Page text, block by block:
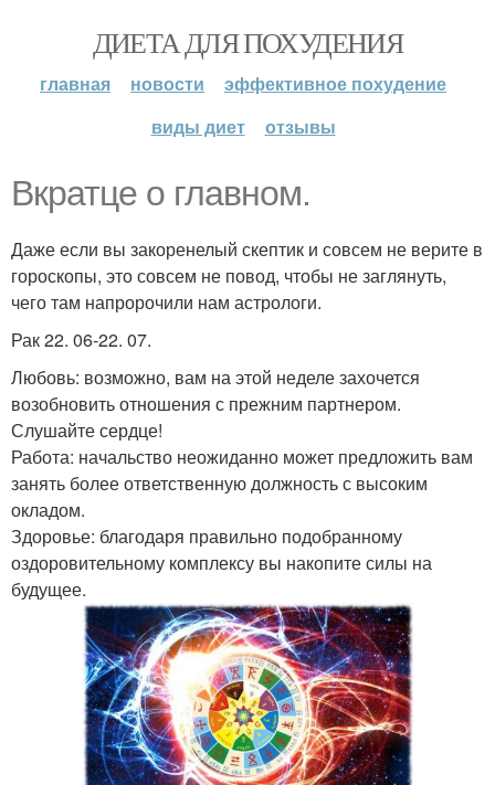
ДИЕТА ДЛЯ ПОХУДЕНИЯ
главная новости
эффективное похудение
виды диет
отзывы
Вкратце о главном.
Даже если вы закоренелый скептик и совсем не верите в
гороскопы, это совсем не повод, чтобы не заглянуть,
чего там напророчили нам астрологи.
Рак 22. 06-22. 07.
Любовь: возможно, вам на этой неделе захочется
возобновить отношения с прежним партнером.
Слушайте сердце!
Работа: начальство неожиданно может предложить вам
занять более ответственную должность с высоким
окладом.
Здоровье: благодаря правильно подобранному
оздоровительному комплексу вы накопите силы на
будущее.